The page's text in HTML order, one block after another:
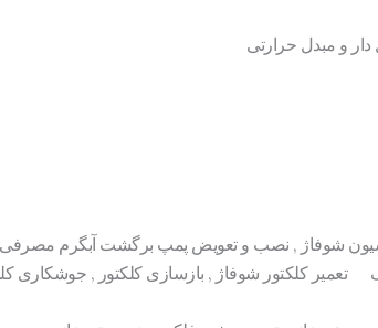
و مبدل حرارتی
شوفاژ , نصب و تعویض پمپ برگشت آبگرم
کلکتور شوفاژ , بازسازی کلکتور , جوشکاری